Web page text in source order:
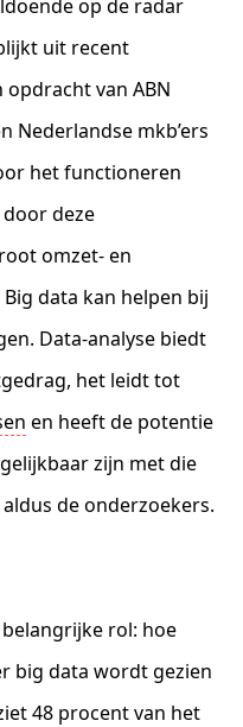
op de radar
uit recent
opdracht van ABN
Nederlandse mkb’ers
het functioneren
deze
omzet- en
data kan helpen bij
Data-analyse biedt
het leidt tot
en heeft de potentie
zijn met die
de onderzoekers.
rol: hoe
big data wordt gezien
48 procent van het